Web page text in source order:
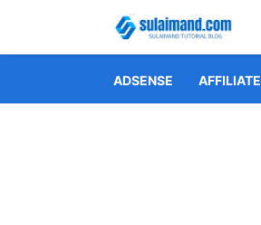
ADSENSE AFFILIATE